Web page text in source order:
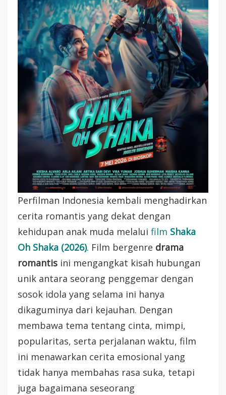
Cinta
Antara
Penggemar
Dan
Idola
Yang
Penuh
Perjalanan
Emosional
Perfilman Indonesia kembali menghadirkan
cerita romantis yang dekat dengan
kehidupan anak muda melalui film Shaka
Oh Shaka (2026). Film bergenre drama
romantis ini mengangkat kisah hubungan
unik antara seorang penggemar dengan
sosok idola yang selama ini hanya
dikaguminya dari kejauhan. Dengan
membawa tema tentang cinta, mimpi,
popularitas, serta perjalanan waktu, film
ini menawarkan cerita emosional yang
tidak hanya membahas rasa suka, tetapi
juga bagaimana seseorang